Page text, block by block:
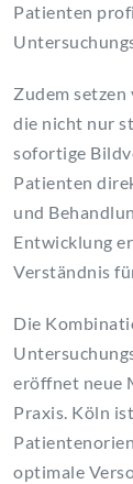
Patienten
Zudem
die nicht nur
sofortige
Patienten
und
Entwicklung
Verständnis
Die
eröffnet neue
Praxis. Köln
optimale